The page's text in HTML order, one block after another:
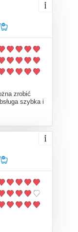
zrobić
szybka i